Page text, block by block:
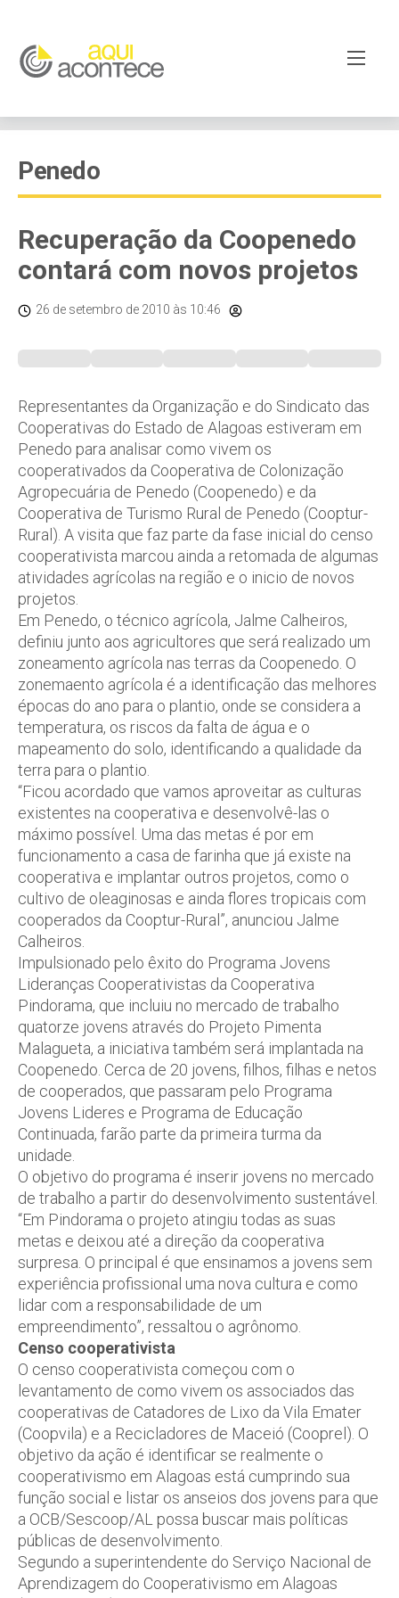
Penedo
Recuperação da Coopenedo
contará com novos projetos
26 de setembro de 2010 às 10:46
Representantes da Organização e do Sindicato das
Cooperativas do Estado de Alagoas estiveram em
Penedo para analisar como vivem os
cooperativados da Cooperativa de Colonização
Agropecuária de Penedo (Coopenedo) e da
Cooperativa de Turismo Rural de Penedo (Cooptur-
Rural). A visita que faz parte da fase inicial do censo
cooperativista marcou ainda a retomada de algumas
atividades agrícolas na região e o inicio de novos
projetos.
Em Penedo, o técnico agrícola, Jalme Calheiros,
definiu junto aos agricultores que será realizado um
zoneamento agrícola nas terras da Coopenedo. O
zonemaento agrícola é a identificação das melhores
épocas do ano para o plantio, onde se considera a
temperatura, os riscos da falta de água e o
mapeamento do solo, identificando a qualidade da
terra para o plantio.
“Ficou acordado que vamos aproveitar as culturas
existentes na cooperativa e desenvolvê-las o
máximo possível. Uma das metas é por em
funcionamento a casa de farinha que já existe na
cooperativa e implantar outros projetos, como o
cultivo de oleaginosas e ainda flores tropicais com
cooperados da Cooptur-Rural”, anunciou Jalme
Calheiros.
Impulsionado pelo êxito do Programa Jovens
Lideranças Cooperativistas da Cooperativa
Pindorama, que incluiu no mercado de trabalho
quatorze jovens através do Projeto Pimenta
Malagueta, a iniciativa também será implantada na
Coopenedo. Cerca de 20 jovens, filhos, filhas e netos
de cooperados, que passaram pelo Programa
Jovens Lideres e Programa de Educação
Continuada, farão parte da primeira turma da
unidade.
O objetivo do programa é inserir jovens no mercado
de trabalho a partir do desenvolvimento sustentável.
“Em Pindorama o projeto atingiu todas as suas
metas e deixou até a direção da cooperativa
surpresa. O principal é que ensinamos a jovens sem
experiência profissional uma nova cultura e como
lidar com a responsabilidade de um
empreendimento”, ressaltou o agrônomo.
Censo cooperativista
O censo cooperativista começou com o
levantamento de como vivem os associados das
cooperativas de Catadores de Lixo da Vila Emater
(Coopvila) e a Recicladores de Maceió (Cooprel). O
objetivo da ação é identificar se realmente o
cooperativismo em Alagoas está cumprindo sua
função social e listar os anseios dos jovens para que
a OCB/Sescoop/AL possa buscar mais políticas
públicas de desenvolvimento.
Segundo a superintendente do Serviço Nacional de
Aprendizagem do Cooperativismo em Alagoas